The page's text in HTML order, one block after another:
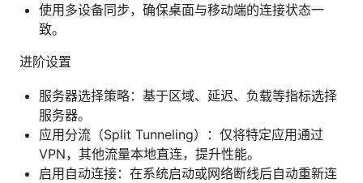
使用多设备同步，确保桌面与移动端的连接状态一
致。
进阶设置
服务器选择策略：基于区域、延迟、负载等指标选择
服务器。
应用分流（Split Tunneling）：仅将特定应用通过
VPN，其他流量本地直连，提升性能。
启用自动连接：在系统启动或网络断线后自动重新连